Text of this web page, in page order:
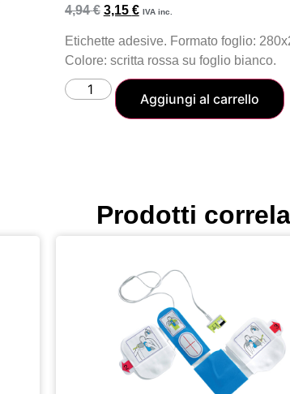
4,94€ 3,15 € IVA inc.
Etichette adesive. Formato foglio:
Colore: scritta rossa su foglio bianco.
Aggiungi al carrello
Prodotti